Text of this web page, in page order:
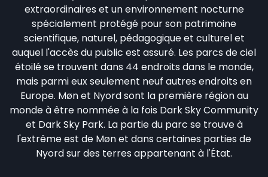
extraordinaires et un environnement nocturne
spécialement protégé pour son patrimoine
scientifique, naturel, pédagogique et culturel et
auquel l'accès du public est assuré. Les parcs de ciel
étoilé se trouvent dans 44 endroits dans le monde,
mais parmi eux seulement neuf autres endroits en
Europe. Møn et Nyord sont la première région au
monde à être nommée à la fois Dark Sky Community
et Dark Sky Park. La partie du parc se trouve à
l'extrême est de Møn et dans certaines parties de
Nyord sur des terres appartenant à l'État.